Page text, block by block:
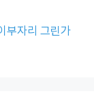
부자리 그린가